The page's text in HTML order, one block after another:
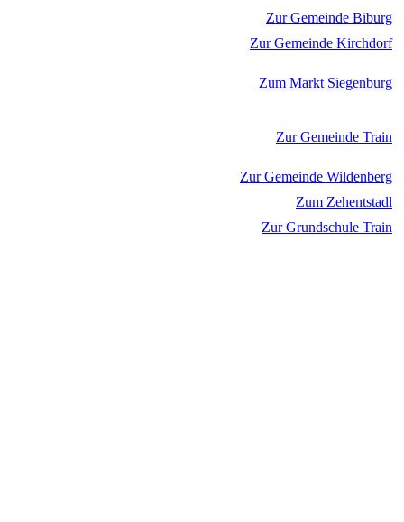
Zur Gemeinde Biburg
Zur Gemeinde Kirchdorf
Zum Markt Siegenburg
Zur Gemeinde Train
Zur Gemeinde Wildenberg
Zum Zehentstadl
Zur Grundschule Train